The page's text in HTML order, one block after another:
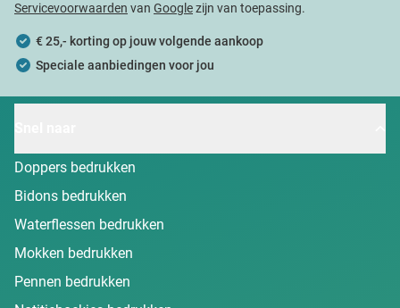
Servicevoorwaarden van Googlezijn van toepassing.
€ 25,- korting op jouw volgende aankoop
Speciale aanbiedingen voor jou
Doppers bedrukken
Bidons bedrukken
Waterflessen bedrukken
Mokken bedrukken
Pennen bedrukken